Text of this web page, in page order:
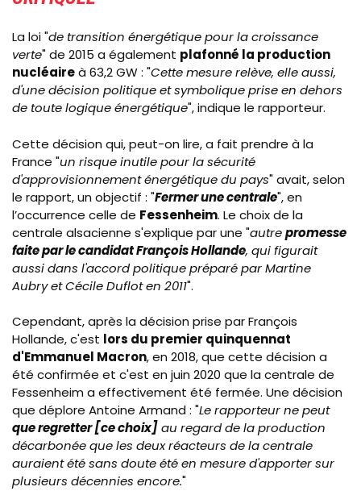
La loi "de transition énergétique pour la croissance
verte" de 2015 a également plafonné la production
nucléaireà 63,2 GW : "Cette mesure relève, elle aussi,
d'une décision politique et symbolique prise en dehors
de toute logique énergétique", indique le rapporteur.
Cette décision qui, peut-on lire, a fait prendre à la
France "un risque inutile pour la sécurité
d'approvisionnement énergétique du pays" avait, selon
le rapport, un objectif : "Fermer une centrale", en
l’occurrence celle de Fessenheim. Le choix de la
centrale alsacienne s'explique par une "autrepromesse
faite par le candidat François Hollande, qui figurait
aussi dans l'accord politique préparé par Martine
Aubry et Cécile Duflot en 2011".
Cependant, après la décision prise par François
Hollande, c'est lors du premier quinquennat
d'Emmanuel Macron, en 2018, que cette décision a
été confirmée et c'est en juin 2020 que la centrale de
Fessenheim a effectivement été fermée. Une décision
que déplore Antoine Armand : "Le rapporteur ne peut
que regretter [ce choix]au regard de la production
décarbonée que les deux réacteurs de la centrale
auraient été sans doute été en mesure d'apporter sur
plusieurs décennies encore."